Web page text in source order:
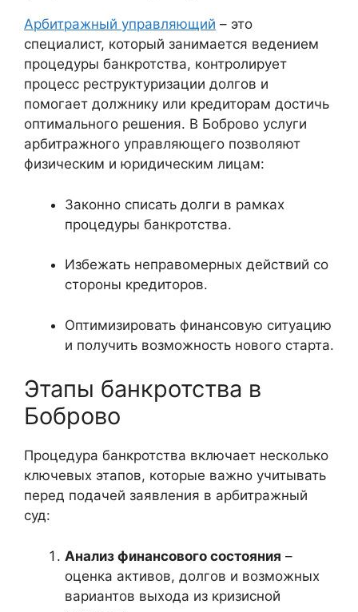
Арбитражный управляющий – это
специалист, который занимается ведением
процедуры банкротства, контролирует
процесс реструктуризации долгов и
помогает должнику или кредиторам достичь
оптимального решения. В Боброво услуги
арбитражного управляющего позволяют
физическим и юридическим лицам:
Законно списать долги в рамках
процедуры банкротства.
Избежать неправомерных действий со
стороны кредиторов.
Оптимизировать финансовую ситуацию
и получить возможность нового старта.
Этапы банкротства в
Боброво
Процедура банкротства включает несколько
ключевых этапов, которые важно учитывать
перед подачей заявления в арбитражный
суд:
Анализ финансового состояния –
оценка активов, долгов и возможных
вариантов выхода из кризисной